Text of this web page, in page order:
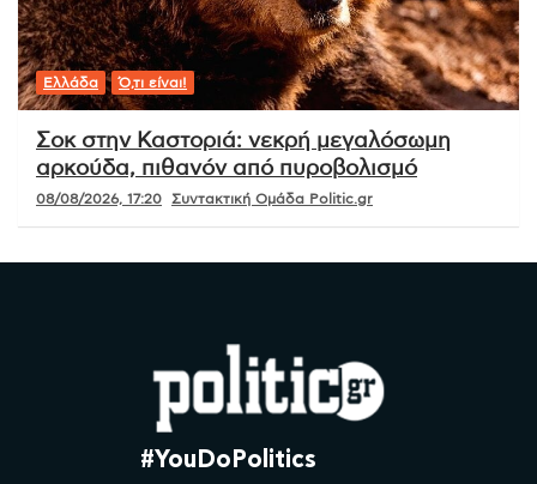
Ελλάδα Ό,τι είναι!
Σοκ στην Καστοριά: νεκρή μεγαλόσωμη
αρκούδα, πιθανόν από πυροβολισμό
08/08/2026, 17:20 Συντακτική Ομάδα Politic.gr
#YouDoPolitics